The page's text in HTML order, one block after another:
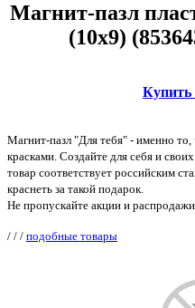
Магнит-пазл
(10х9)
Купить
Магнит-пазл "Для тебя" - именно
красками. Создайте для себя и
товар соответствует российским
краснеть за такой подарок.
Не пропускайте акции и
/ / / подобные товары